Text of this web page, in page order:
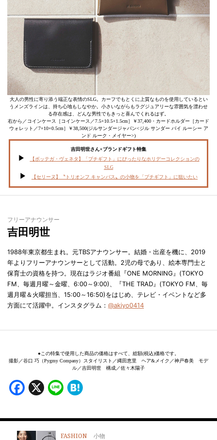
大人の男性に寄り添う端正な表情のSLG。カーフでもとくに上質なものを使用しているとい
うメンズラインは、持ち心地もしなやか。小さいながらもラグジュアリーな雰囲気を漂わせ
る存在感は、どんな男性でもきっと喜んでくれるはず。
右から／コインケース［コインケース／7.5×10.5×1.5cm］￥37,400・カードホルダー［カード
ウォレット／7×10×0.5cm］￥38,500(ジルサンダージャパン<ジル サンダー バイ ルーシー ア
ンド ルーク・メイヤー>)
吉田明世さん×ブランドギフト特集
【ボッテガ・ヴェネタ】「プチギフト」にぴったりなホリデーコレクションの
SLG
【セリーヌ】〝トリオンフ キャンバス〟の小物を「プチギフト」に狙いたい
フリーアナウンサー
吉田明世
1988年東京都生まれ。元TBSアナウンサー。結婚・出産を機に、2019
年よりフリーアナウンサーとして活動。2児の母であり、絵本専門士と
保育士の資格を持つ。現在はラジオ番組『ONE MORNING』(TOKYO
FM、毎週月曜～金曜、6:00～9:00)、『THE TRAD』(TOKYO FM、毎
週月曜＆火曜担当、15:00～16:50)をはじめ、テレビ・イベントなど多
方面にて活躍中。インスタグラム： @akiyo0414
●この特集で使用した商品の価格はすべて、総額(税込)価格です。
撮影／谷口 巧（Pygmy Company）スタイリスト／縄田恵里 ヘア&メイク／神戸春美 モデ
ル／吉田明世 構成／佐々木陽子
Facebook
X Line
FASHION 小物